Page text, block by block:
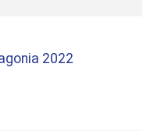
2022